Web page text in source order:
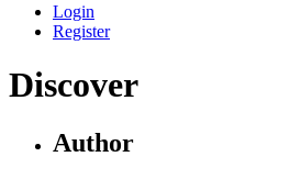
Login
Register
Discover
Author